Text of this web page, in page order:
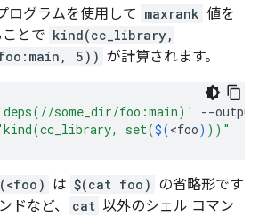
ログラムを使用して maxrank 値を
とで kind(cc_library,
5)) が計算されます。
some_dir/foo:main)'
--output
set($(<foo) ))"
は $(cat foo) の省略形です
ドなど、 cat 以外のシェル コマン